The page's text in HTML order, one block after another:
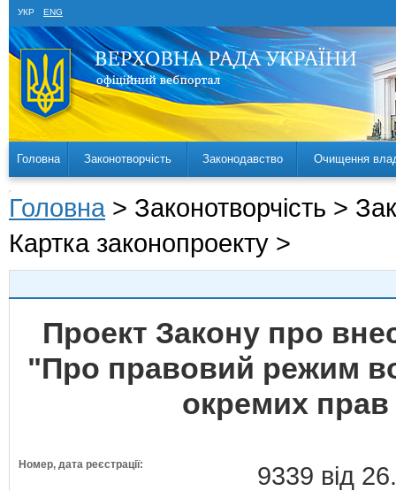
УКР ENG
Головна Законотворчість Законодавство Очищення
Головна > Законотворчість >
Картка законопроекту >
Проект Закону про
"Про правовий режим
окремих прав
Номер, дата реєстрації: 9339 від